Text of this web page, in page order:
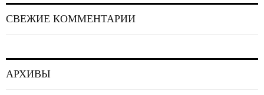
СВЕЖИЕ КОММЕНТАРИИ
АРХИВЫ